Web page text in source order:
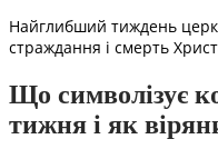
Найглибший тиждень
страждання і смерть
Що символізує
тижня і як